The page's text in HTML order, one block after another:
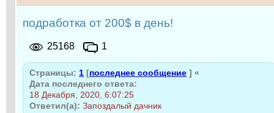
подработка от 200$ в день!
25168 1
Страницы: 1 [последнее сообщение ] «
Дата последнего ответа:
18 Декабря, 2020, 6:07:25
Ответил(а): Запоздалый дачник